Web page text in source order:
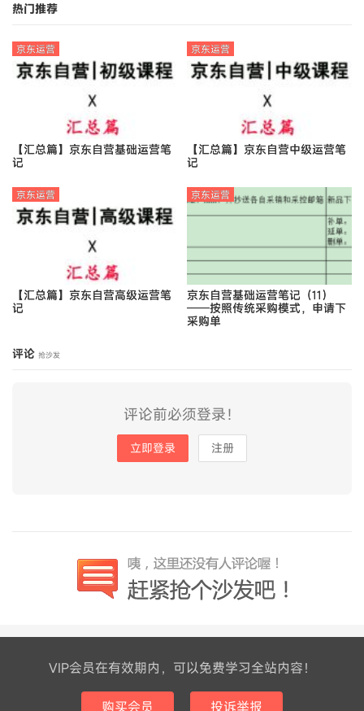
热门推荐
【汇总篇】京东自营基础运营笔
记
京东运营
【汇总篇】京东自营中级运营笔
记
京东运营
【汇总篇】京东自营高级运营笔
记
京东运营
京东自营基础运营笔记（11）
——按照传统采购模式，申请下
采购单
京东运营
评论 抢沙发
评论前必须登录！
立即登录 注册
VIP会员在有效期内，可以免费学习全站内容！
购买会员 投诉举报